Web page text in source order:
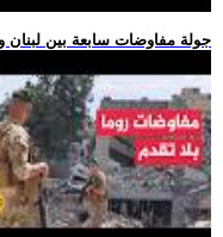
.. جولة مفاوضات سابعة بين